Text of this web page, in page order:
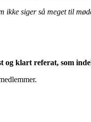
siger så meget til
klart referat, som